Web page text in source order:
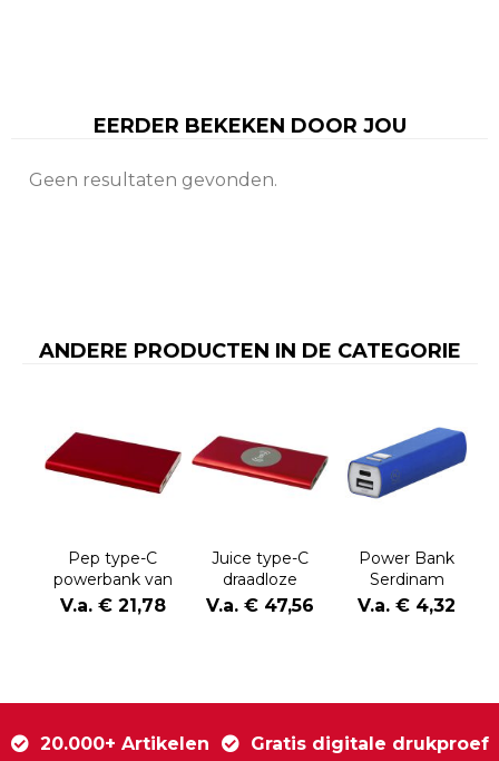
EERDER BEKEKEN DOOR JOU
Geen resultaten gevonden.
ANDERE PRODUCTEN IN DE CATEGORIE
Pep type-C
powerbank van
4000 mAh van
gerecycled
V.a. € 21,78
Juice type-C
draadloze
powerbank van
8000 mAh van
V.a. € 47,56
Power Bank
Serdinam
V.a. € 4,32
20.000+ Artikelen
Gratis digitale drukproef